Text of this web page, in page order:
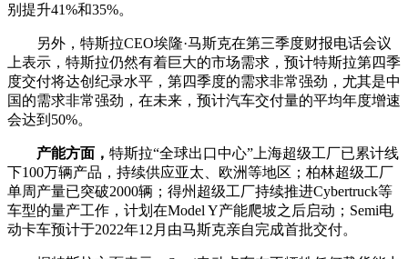
别提升41%和35%。
另外，特斯拉CEO埃隆·马斯克在第三季度财报电话会议
上表示，特斯拉仍然有着巨大的市场需求，预计特斯拉第四季
度交付将达创纪录水平，第四季度的需求非常强劲，尤其是中
国的需求非常强劲，在未来，预计汽车交付量的平均年度增速
会达到50%。
产能方面， 特斯拉“全球出口中心”上海超级工厂已累计线
下100万辆产品，持续供应亚太、欧洲等地区；柏林超级工厂
单周产量已突破2000辆；得州超级工厂持续推进Cybertruck等
车型的量产工作，计划在Model Y产能爬坡之后启动；Semi电
动卡车预计于2022年12月由马斯克亲自完成首批交付。